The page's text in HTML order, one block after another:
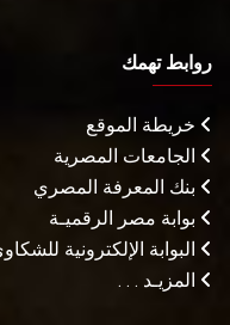
روابط تهمك
خريطة الموقع
الجامعات المصرية
بنك المعرفة المصري
بوابة مصر الرقميـة
البوابة الإلكترونية
المزيـد . . .